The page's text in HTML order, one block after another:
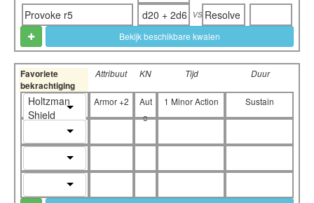
Provoke r5 d20 + 2d6 vs Resolve
Bekijk beschikbare kwalen
Favoriete
bekrachtiging
Attribuut KN Tijd Duur
Holtzman
Shield
Armor +2
Aut
o
1 Minor Action Sustain